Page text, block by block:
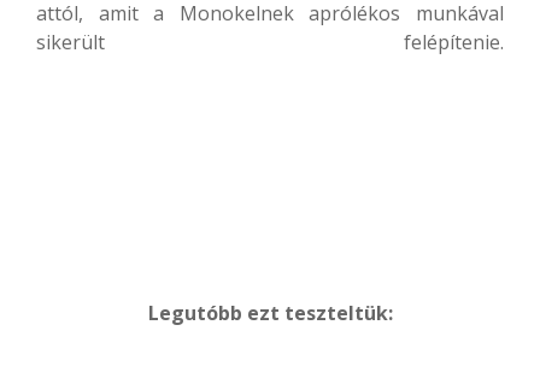
attól, amit a Monokelnek aprólékos munkával
sikerült felépítenie.
Legutóbb ezt teszteltük: